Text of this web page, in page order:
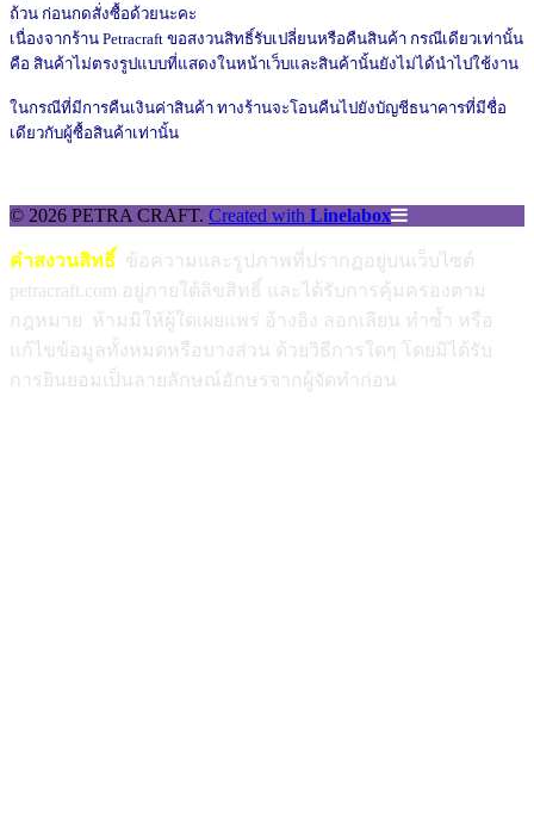
ถ้วน ก่อนกดสั่งซื้อด้วยนะคะ
เนื่องจากร้าน Petracraft ขอสงวนสิทธิ์รับเปลี่ยนหรือคืนสินค้า กรณีเดียวเท่านั้น
คือ สินค้าไม่ตรงรูปแบบที่แสดงในหน้าเว็บและสินค้านั้นยังไม่ได้นำไปใช้งาน
ในกรณีที่มีการคืนเงินค่าสินค้า ทางร้านจะโอนคืนไปยังบัญชีธนาคารที่มีชื่อ
เดียวกับผู้ซื้อสินค้าเท่านั้น
© 2026 PETRA CRAFT. Created with Linelabox
คำสงวนสิทธิ์ ข้อความและรูปภาพที่ปรากฏอยู่บนเว็บไซต์
petracraft.com อยู่ภายใต้ลิขสิทธิ์ และได้รับการคุ้มครองตาม
กฎหมาย ห้ามมิให้ผู้ใดเผยแพร่ อ้างอิง ลอกเลียน ทำซ้ำ หรือ
แก้ไขข้อมูลทั้งหมดหรือบางส่วน ด้วยวิธีการใดๆ โดยมิได้รับ
การยินยอมเป็นลายลักษณ์อักษรจากผู้จัดทำก่อน